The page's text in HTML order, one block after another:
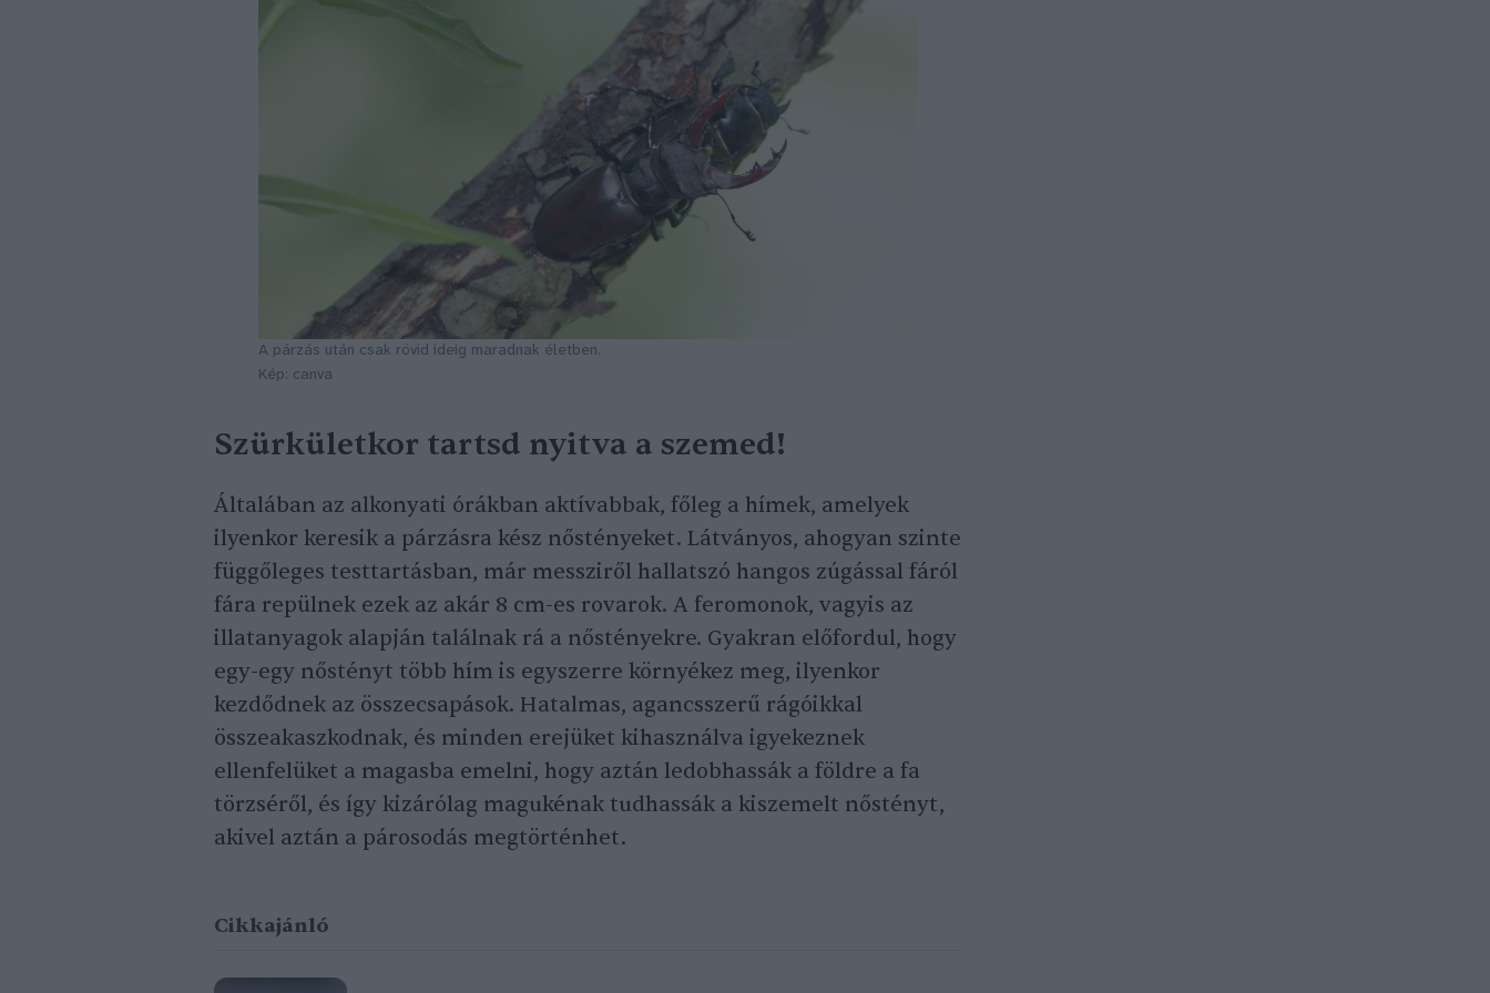
A párzás után csak rövid ideig maradnak életben.
Kép: canva
Szürkületkor tartsd nyitva a szemed!
Általában az alkonyati órákban aktívabbak, főleg a hímek, amelyek
ilyenkor keresik a párzásra kész nőstényeket. Látványos, ahogyan szinte
függőleges testtartásban, már messziről hallatszó hangos zúgással fáról
fára repülnek ezek az akár 8 cm-es rovarok. A feromonok, vagyis az
illatanyagok alapján találnak rá a nőstényekre. Gyakran előfordul, hogy
egy-egy nőstényt több hím is egyszerre környékez meg, ilyenkor
kezdődnek az összecsapások. Hatalmas, agancsszerű rágóikkal
összeakaszkodnak, és minden erejüket kihasználva igyekeznek
ellenfelüket a magasba emelni, hogy aztán ledobhassák a földre a fa
törzséről, és így kizárólag magukénak tudhassák a kiszemelt nőstényt,
akivel aztán a párosodás megtörténhet.
Cikkajánló